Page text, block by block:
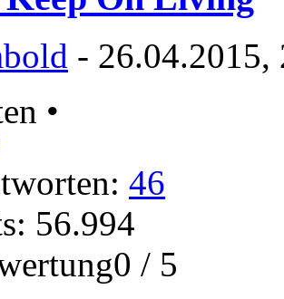
- 26.04.2015,
•
46
56.994
/ 5